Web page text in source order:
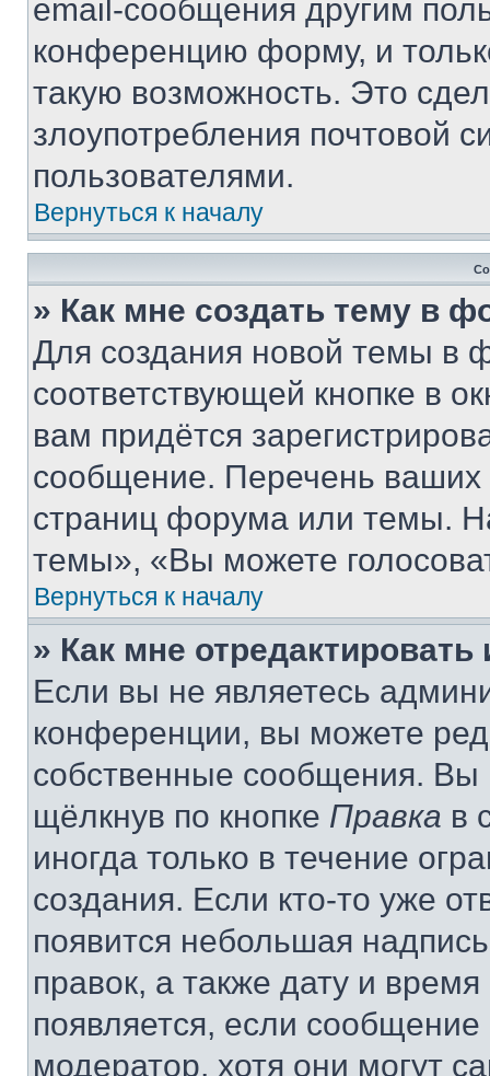
email-сообщения другим
конференцию форму, и
такую возможность. Это
злоупотребления почтовой
пользователями.
Вернуться к началу
» Как мне создать тему в
Для создания новой темы в
соответствующей кнопке в
вам придётся
сообщение. Перечень ваших
страниц форума или темы.
темы», «Вы можете
Вернуться к началу
» Как мне
Если вы не являетесь
конференции, вы можете
собственные сообщения. Вы
щёлкнув по кнопке Правка в
иногда только в течение
создания. Если кто-то уже
появится небольшая
правок, а также дату и
появляется, если
модератор, хотя они могут